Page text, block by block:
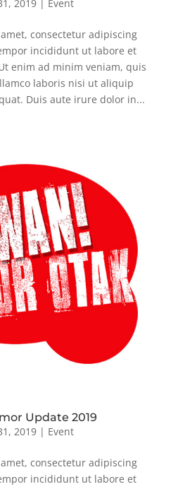
2019| Event
consectetur adipiscing
incididunt ut labore et
enim ad minim veniam, quis
laboris nisi ut aliquip
Duis aute irure dolor in...
Update 2019
2019| Event
consectetur adipiscing
incididunt ut labore et